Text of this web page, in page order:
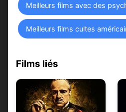
Meilleurs films avec des
Meilleurs films cultes
Films liés